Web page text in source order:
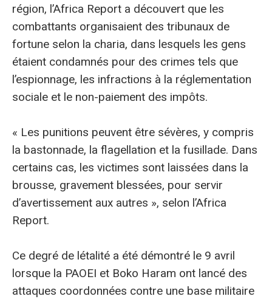
région, l’Africa Report a découvert que les
combattants organisaient des tribunaux de
fortune selon la charia, dans lesquels les gens
étaient condamnés pour des crimes tels que
l’espionnage, les infractions à la réglementation
sociale et le non-paiement des impôts.
« Les punitions peuvent être sévères, y compris
la bastonnade, la flagellation et la fusillade. Dans
certains cas, les victimes sont laissées dans la
brousse, gravement blessées, pour servir
d’avertissement aux autres », selon l’Africa
Report.
Ce degré de létalité a été démontré le 9 avril
lorsque la PAOEI et Boko Haram ont lancé des
attaques coordonnées contre une base militaire